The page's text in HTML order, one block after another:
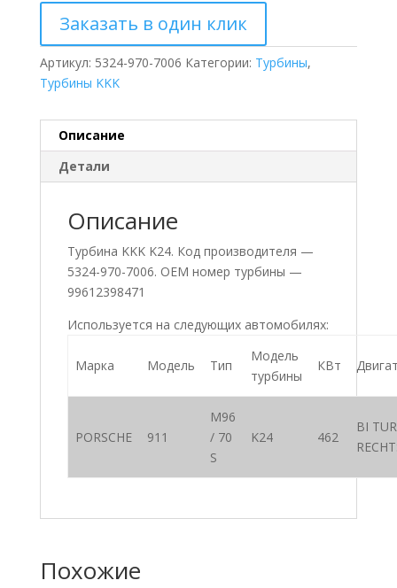
Заказать в один клик
Артикул: 5324-970-7006 Категории: Турбины,
Турбины KKK
Описание
Детали
Описание
Турбина KKK K24. Код производителя —
5324-970-7006. ОЕМ номер турбины —
99612398471
Используется на следующих автомобилях:
Марка Модель Тип
Модель
турбины
КВт
PORSCHE 911
M96
/ 70
S
K24 462
BI
Похожие